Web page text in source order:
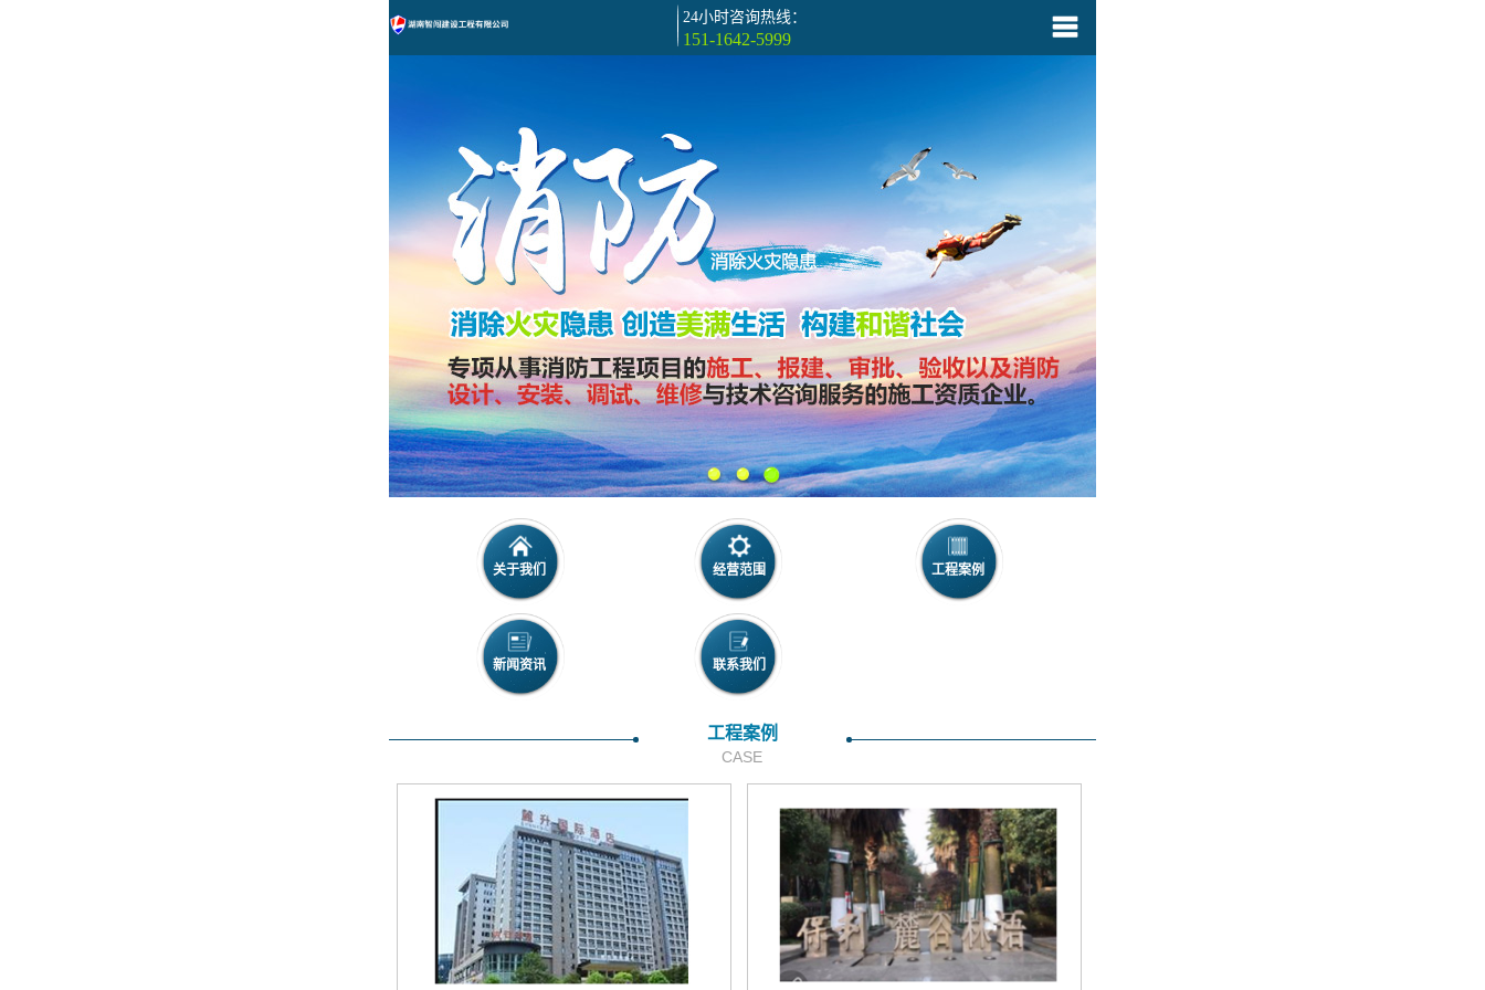
24小时咨询热线：
151-1642-5999
关于我们 经营范围 工程案例
新闻资讯 联系我们
工程案例
CASE